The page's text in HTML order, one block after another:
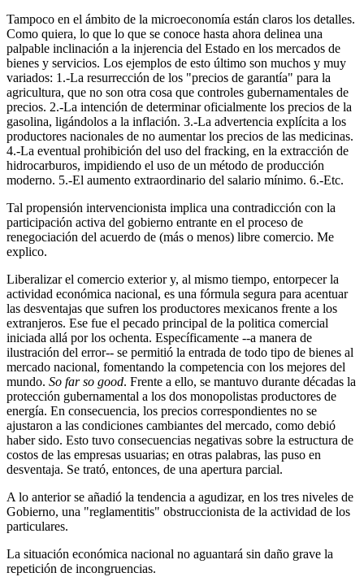
Tampoco en el ámbito de la microeconomía están claros los detalles.
Como quiera, lo que lo que se conoce hasta ahora delinea una
palpable inclinación a la injerencia del Estado en los mercados de
bienes y servicios. Los ejemplos de esto último son muchos y muy
variados: 1.-La resurrección de los "precios de garantía" para la
agricultura, que no son otra cosa que controles gubernamentales de
precios. 2.-La intención de determinar oficialmente los precios de la
gasolina, ligándolos a la inflación. 3.-La advertencia explícita a los
productores nacionales de no aumentar los precios de las medicinas.
4.-La eventual prohibición del uso del fracking, en la extracción de
hidrocarburos, impidiendo el uso de un método de producción
moderno. 5.-El aumento extraordinario del salario mínimo. 6.-Etc.
Tal propensión intervencionista implica una contradicción con la
participación activa del gobierno entrante en el proceso de
renegociación del acuerdo de (más o menos) libre comercio. Me
explico.
Liberalizar el comercio exterior y, al mismo tiempo, entorpecer la
actividad económica nacional, es una fórmula segura para acentuar
las desventajas que sufren los productores mexicanos frente a los
extranjeros. Ese fue el pecado principal de la politica comercial
iniciada allá por los ochenta. Específicamente --a manera de
ilustración del error-- se permitió la entrada de todo tipo de bienes al
mercado nacional, fomentando la competencia con los mejores del
mundo. So far so good. Frente a ello, se mantuvo durante décadas la
protección gubernamental a los dos monopolistas productores de
energía. En consecuencia, los precios correspondientes no se
ajustaron a las condiciones cambiantes del mercado, como debió
haber sido. Esto tuvo consecuencias negativas sobre la estructura de
costos de las empresas usuarias; en otras palabras, las puso en
desventaja. Se trató, entonces, de una apertura parcial.
A lo anterior se añadió la tendencia a agudizar, en los tres niveles de
Gobierno, una "reglamentitis" obstruccionista de la actividad de los
particulares.
La situación económica nacional no aguantará sin daño grave la
repetición de incongruencias.